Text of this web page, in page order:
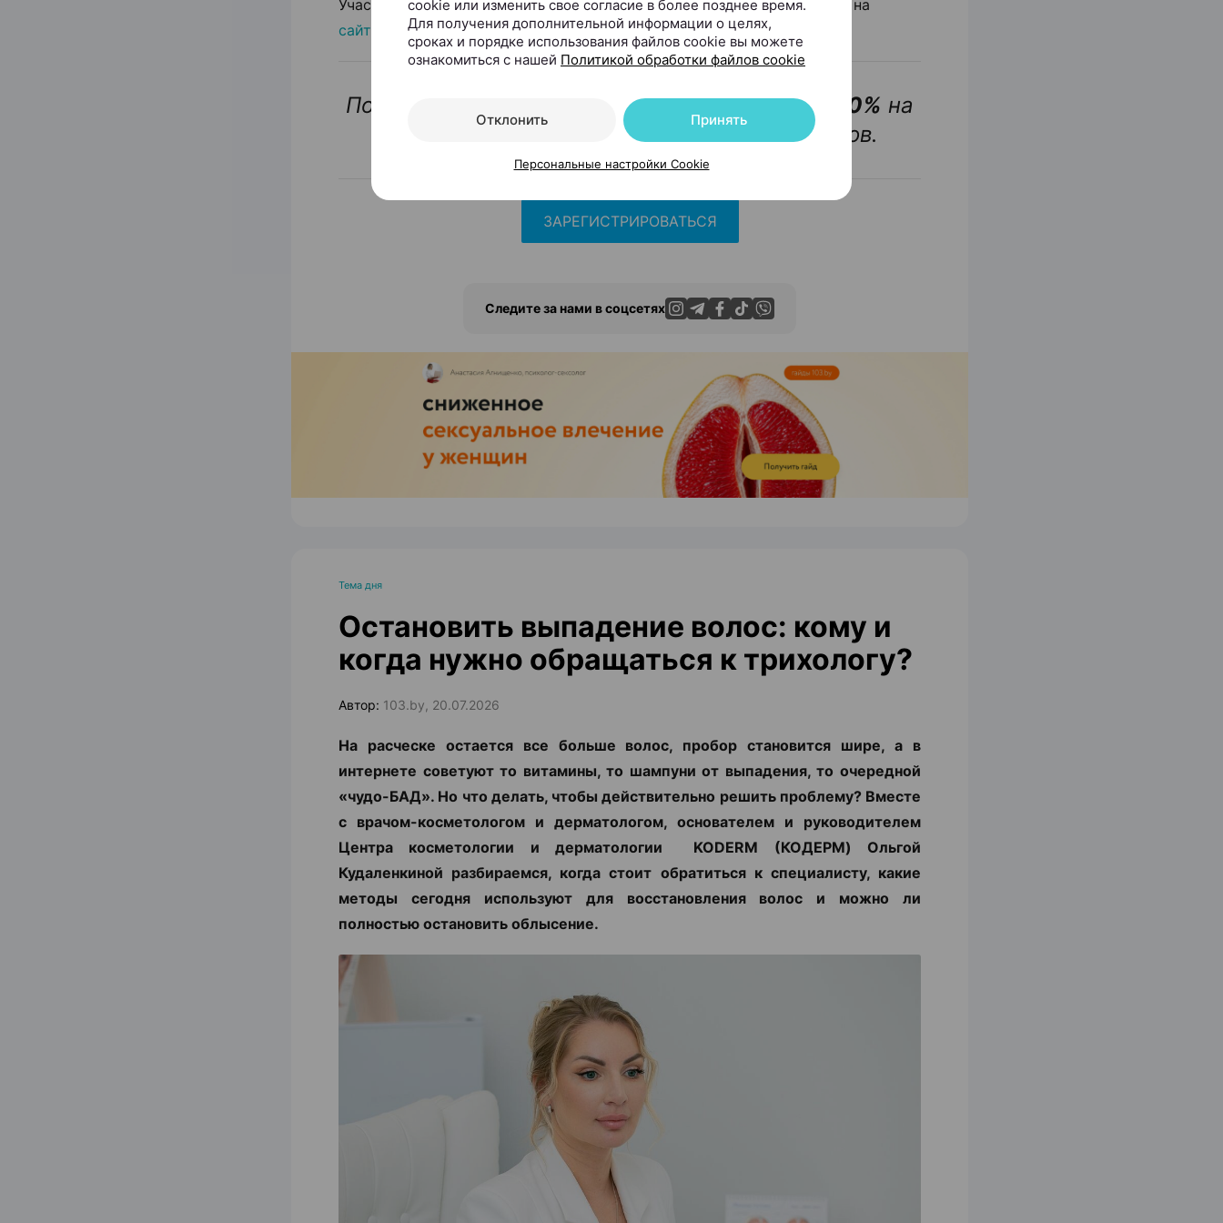
Участие в конференции бесплатное по предварительной регистрации на
сайте
По промокоду вы получитескидку 10% на
запись конференции и презентации спикеров.
ЗАРЕГИСТРИРОВАТЬСЯ
Следите за нами в соцсетях
ЭФФЕКТИВНАЯ РЕКЛАМА НА САЙТЕ
Тема дня
Остановить выпадение волос: кому и
когда нужно обращаться к трихологу?
Автор: 103.by, 20.07.2026
На расческе остается все больше волос, пробор становится шире, а в
интернете советуют то витамины, то шампуни от выпадения, то очередной
«чудо-БАД». Но что делать, чтобы действительно решить проблему? Вместе
с врачом-косметологом и дерматологом, основателем и руководителем
Центра косметологии и дерматологии KODERM (КОДЕРМ) Ольгой
Кудаленкиной разбираемся, когда стоит обратиться к специалисту, какие
методы сегодня используют для восстановления волос и можно ли
полностью остановить облысение.
cookie или изменить свое согласие в более позднее время.
Для получения дополнительной информации о целях,
сроках и порядке использования файлов cookie вы можете
ознакомиться с нашей Политикой обработки файлов cookie
Отклонить Принять
Персональные настройки Cookie